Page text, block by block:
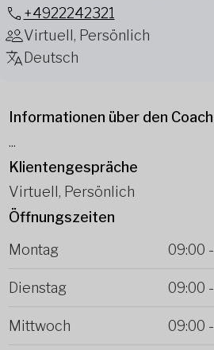
+4922242321
Virtuell, Persönlich
Deutsch
Informationen über den Coach
...
Klientengespräche
Virtuell, Persönlich
Öffnungszeiten
Montag
09:00 -
Dienstag 09:00 -
Mittwoch 09:00 -